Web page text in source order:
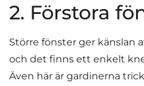
2. Förstora
Större fönster ger känslan
och det finns ett enkelt
Även här är gardinerna